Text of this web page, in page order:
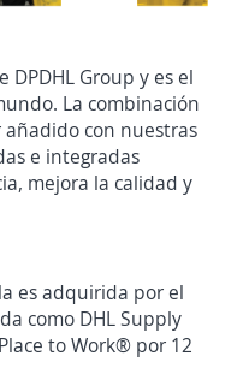
Group y es el
La combinación
añadido con nuestras
e integradas
mejora la calidad y
es adquirida por el
como DHL Supply
to Work® por 12